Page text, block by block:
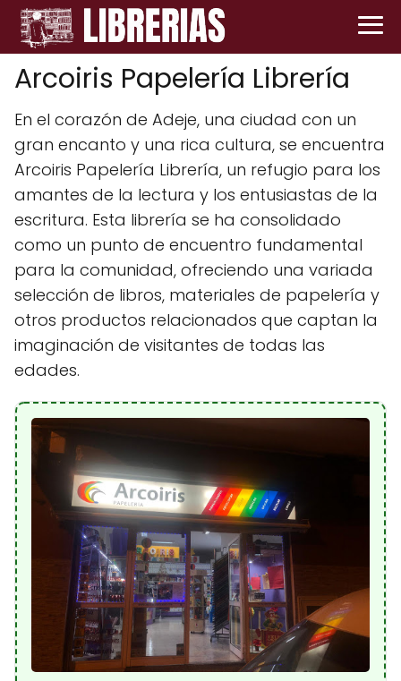
Arcoiris Papelería Librería
En el corazón de Adeje, una ciudad con un
gran encanto y una rica cultura, se encuentra
Arcoiris Papelería Librería, un refugio para los
amantes de la lectura y los entusiastas de la
escritura. Esta librería se ha consolidado
como un punto de encuentro fundamental
para la comunidad, ofreciendo una variada
selección de libros, materiales de papelería y
otros productos relacionados que captan la
imaginación de visitantes de todas las
edades.